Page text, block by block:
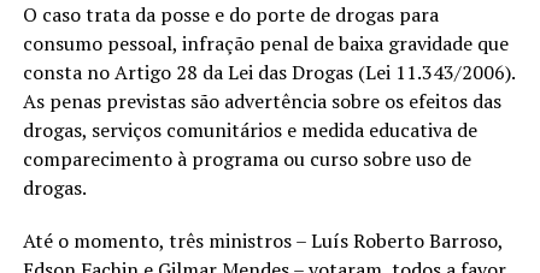
O caso trata da posse e do porte de drogas para
consumo pessoal, infração penal de baixa gravidade que
consta no Artigo 28 da Lei das Drogas (Lei 11.343/2006).
As penas previstas são advertência sobre os efeitos das
drogas, serviços comunitários e medida educativa de
comparecimento à programa ou curso sobre uso de
drogas.
Até o momento, três ministros – Luís Roberto Barroso,